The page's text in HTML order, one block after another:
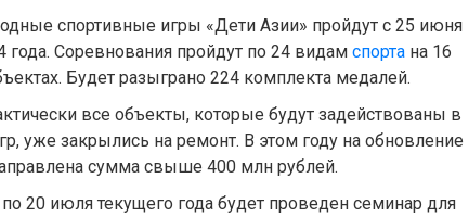
спортивные игры «Дети Азии» пройдут с 25 июня
года. Соревнования пройдут по 24 видам спорта на 16
Будет разыграно 224 комплекта медалей.
все объекты, которые будут задействованы в
уже закрылись на ремонт. В этом году на обновление
сумма свыше 400 млн рублей.
по 20 июля текущего года будет проведен семинар для